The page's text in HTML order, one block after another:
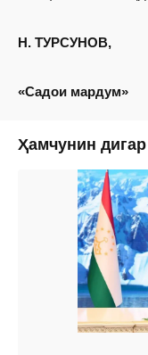
Н. ТУРСУНОВ,
«Садои мардум»
Ҳамчунин